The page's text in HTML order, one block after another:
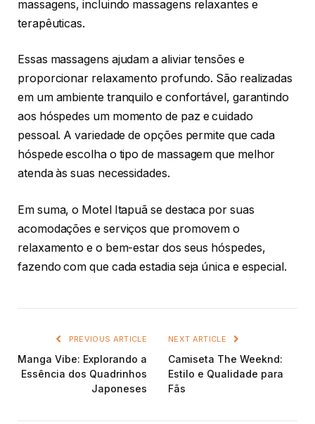
massagens, incluindo massagens relaxantes e
terapêuticas.
Essas massagens ajudam a aliviar tensões e
proporcionar relaxamento profundo. São realizadas
em um ambiente tranquilo e confortável, garantindo
aos hóspedes um momento de paz e cuidado
pessoal. A variedade de opções permite que cada
hóspede escolha o tipo de massagem que melhor
atenda às suas necessidades.
Em suma, o Motel Itapuã se destaca por suas
acomodações e serviços que promovem o
relaxamento e o bem-estar dos seus hóspedes,
fazendo com que cada estadia seja única e especial.
PREVIOUS ARTICLE
Manga Vibe: Explorando a
Essência dos Quadrinhos
Japoneses
NEXT ARTICLE
Camiseta The Weeknd:
Estilo e Qualidade para
Fãs